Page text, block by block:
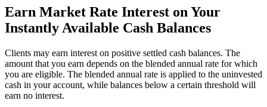
Earn Market Rate Interest on Your
Instantly Available Cash Balances
Clients may earn interest on positive settled cash balances. The
amount that you earn depends on the blended annual rate for which
you are eligible. The blended annual rate is applied to the uninvested
cash in your account, while balances below a certain threshold will
earn no interest.